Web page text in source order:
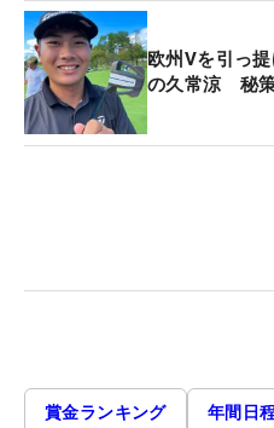
欧州Vを引っ
の久常涼 秘策
賞金ランキング 年間日